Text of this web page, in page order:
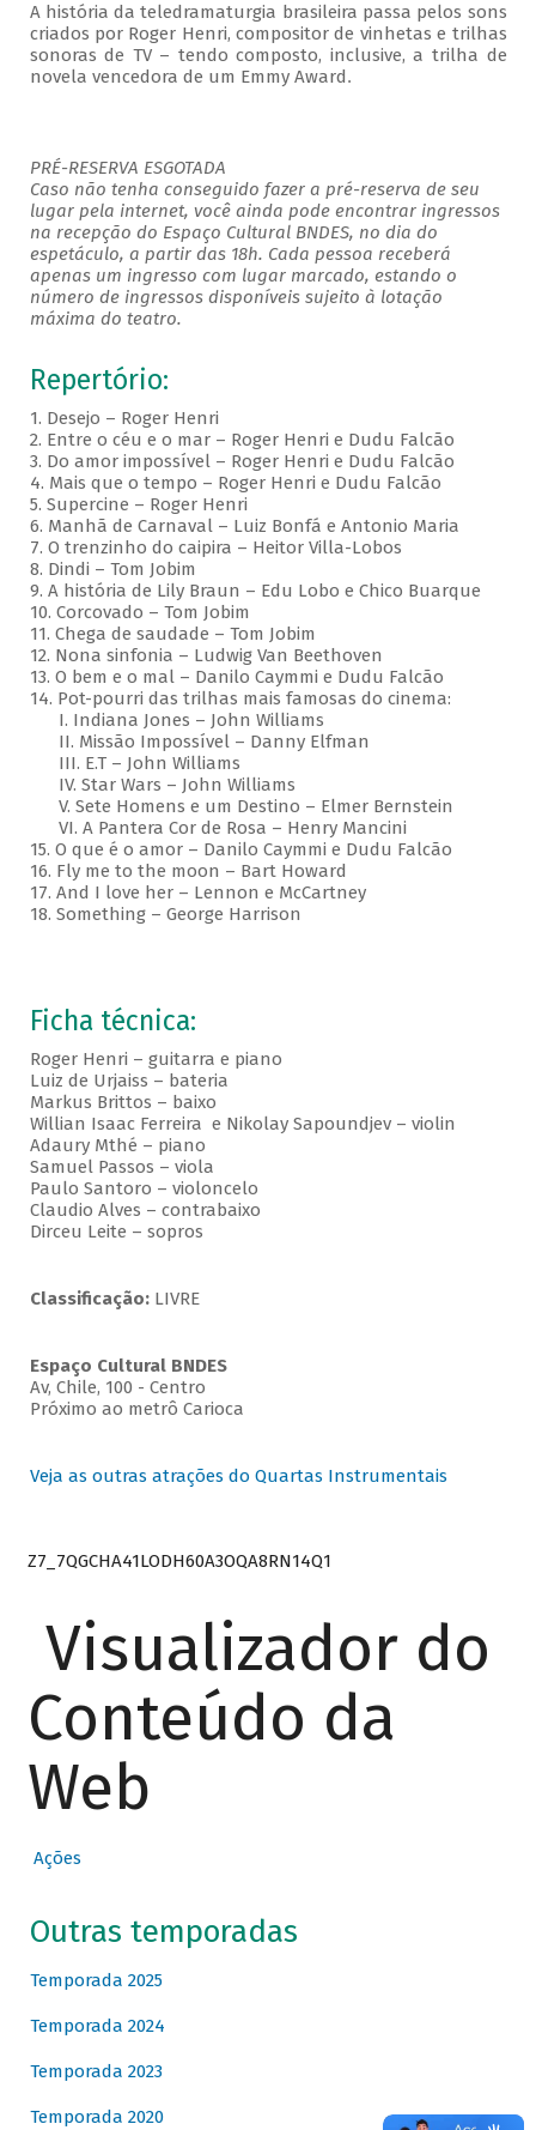
A história da teledramaturgia brasileira passa pelos sons
criados por Roger Henri, compositor de vinhetas e trilhas
sonoras de TV – tendo composto, inclusive, a trilha de
novela vencedora de um Emmy Award .
PRÉ-RESERVA ESGOTADA
Caso não tenha conseguido fazer a pré-reserva de seu
lugar pela internet, você ainda pode encontrar ingressos
na recepção do Espaço Cultural BNDES, no dia do
espetáculo, a partir das 18h. Cada pessoa receberá
apenas um ingresso com lugar marcado, estando o
número de ingressos disponíveis sujeito à lotação
máxima do teatro.
Repertório:
1. Desejo – Roger Henri
2. Entre o céu e o mar – Roger Henri e Dudu Falcão
3. Do amor impossível – Roger Henri e Dudu Falcão
4. Mais que o tempo – Roger Henri e Dudu Falcão
5. Supercine – Roger Henri
6. Manhã de Carnaval – Luiz Bonfá e Antonio Maria
7. O trenzinho do caipira – Heitor Villa-Lobos
8. Dindi – Tom Jobim
9. A história de Lily Braun – Edu Lobo e Chico Buarque
10. Corcovado – Tom Jobim
11. Chega de saudade – Tom Jobim
12. Nona sinfonia – Ludwig Van Beethoven
13. O bem e o mal – Danilo Caymmi e Dudu Falcão
14. Pot-pourri das trilhas mais famosas do cinema:
I. Indiana Jones – John Williams
II. Missão Impossível – Danny Elfman
III. E.T – John Williams
IV. Star Wars – John Williams
V. Sete Homens e um Destino – Elmer Bernstein
VI. A Pantera Cor de Rosa – Henry Mancini
15. O que é o amor – Danilo Caymmi e Dudu Falcão
16. Fly me to the moon – Bart Howard
17. And I love her – Lennon e McCartney
18. Something – George Harrison
Ficha técnica:
Roger Henri – guitarra e piano
Luiz de Urjaiss – bateria
Markus Brittos – baixo
Willian Isaac Ferreira e Nikolay Sapoundjev – violin
Adaury Mthé – piano
Samuel Passos – viola
Paulo Santoro – violoncelo
Claudio Alves – contrabaixo
Dirceu Leite – sopros
Classificação:LIVRE
Espaço Cultural BNDES
Av, Chile, 100 - Centro
Próximo ao metrô Carioca
Veja as outras atrações do Quartas Instrumentais
Z7_7QGCHA41LODH60A3OQA8RN14Q1
Visualizador do
Conteúdo da
Web
Ações
Outras temporadas
Temporada 2025
Temporada 2024
Temporada 2023
Temporada 2020